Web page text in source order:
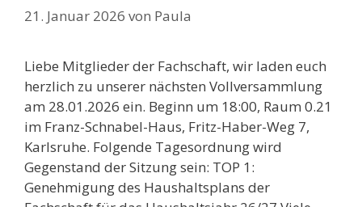
21. Januar 2026 von Paula
Liebe Mitglieder der Fachschaft, wir laden euch
herzlich zu unserer nächsten Vollversammlung
am 28.01.2026 ein. Beginn um 18:00, Raum 0.21
im Franz-Schnabel-Haus, Fritz-Haber-Weg 7,
Karlsruhe. Folgende Tagesordnung wird
Gegenstand der Sitzung sein: TOP 1:
Genehmigung des Haushaltsplans der